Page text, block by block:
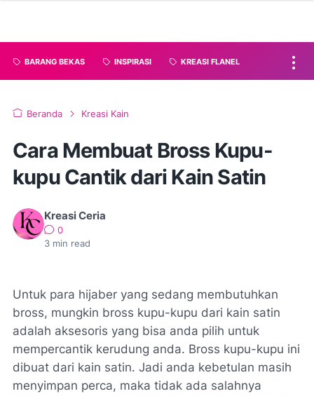
BARANG BEKAS INSPIRASI KREASI FLANEL
Beranda Kreasi Kain
Cara Membuat Bross Kupu-
kupu Cantik dari Kain Satin
Kreasi Ceria
0
3 min read
Untuk para hijaber yang sedang membutuhkan
bross, mungkin bross kupu-kupu dari kain satin
adalah aksesoris yang bisa anda pilih untuk
mempercantik kerudung anda. Bross kupu-kupu ini
dibuat dari kain satin. Jadi anda kebetulan masih
menyimpan perca, maka tidak ada salahnya